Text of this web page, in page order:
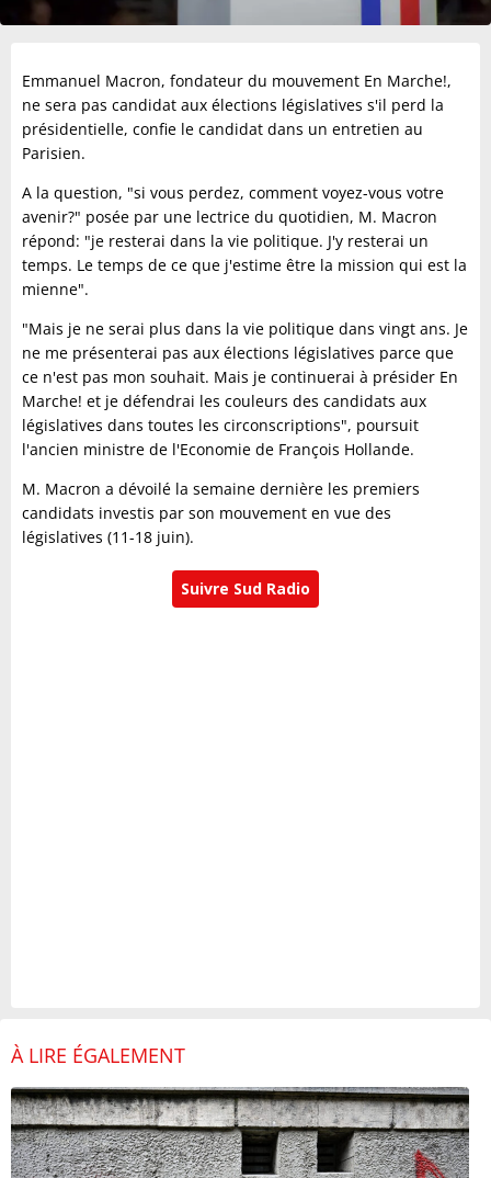
Emmanuel Macron, fondateur du mouvement En Marche!,
ne sera pas candidat aux élections législatives s'il perd la
présidentielle, confie le candidat dans un entretien au
Parisien.
A la question, "si vous perdez, comment voyez-vous votre
avenir?" posée par une lectrice du quotidien, M. Macron
répond: "je resterai dans la vie politique. J'y resterai un
temps. Le temps de ce que j'estime être la mission qui est la
mienne".
"Mais je ne serai plus dans la vie politique dans vingt ans. Je
ne me présenterai pas aux élections législatives parce que
ce n'est pas mon souhait. Mais je continuerai à présider En
Marche! et je défendrai les couleurs des candidats aux
législatives dans toutes les circonscriptions", poursuit
l'ancien ministre de l'Economie de François Hollande.
M. Macron a dévoilé la semaine dernière les premiers
candidats investis par son mouvement en vue des
législatives (11-18 juin).
Suivre Sud Radio
À LIRE ÉGALEMENT